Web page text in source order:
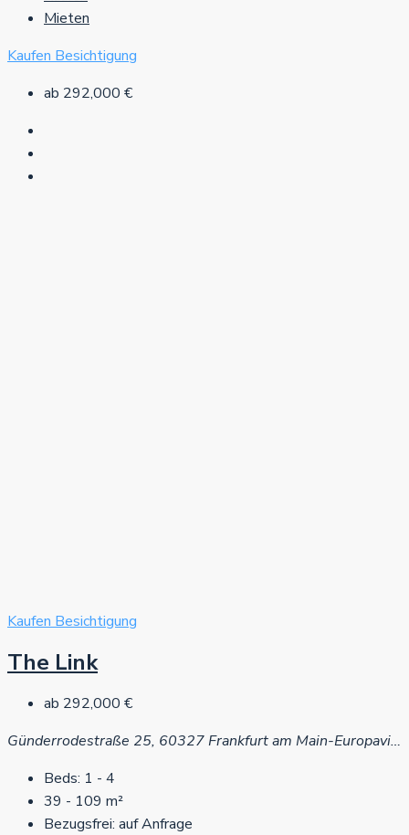
Mieten
Kaufen Besichtigung
ab 292,000 €
Kaufen Besichtigung
The Link
ab 292,000 €
Günderrodestraße 25, 60327 Frankfurt am Main-Europaviertel
Beds: 1 - 4
39 - 109 m²
Bezugsfrei: auf Anfrage